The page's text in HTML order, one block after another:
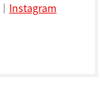
｜ Instagram